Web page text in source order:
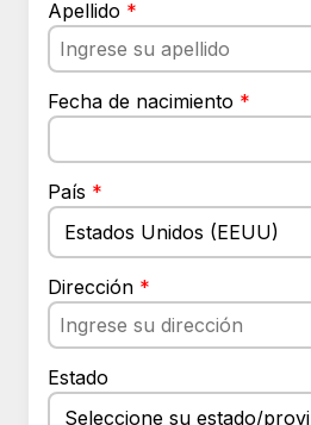
Apellido *
Fecha de nacimiento *
País *
Dirección *
Estado